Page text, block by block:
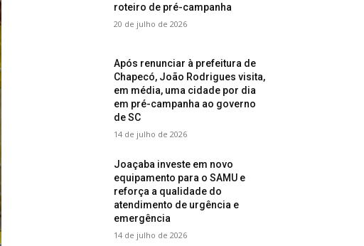
roteiro de pré-campanha
20 de julho de 2026
Após renunciar à prefeitura de
Chapecó, João Rodrigues visita,
em média, uma cidade por dia
em pré-campanha ao governo
de SC
14 de julho de 2026
Joaçaba investe em novo
equipamento para o SAMU e
reforça a qualidade do
atendimento de urgência e
emergência
14 de julho de 2026